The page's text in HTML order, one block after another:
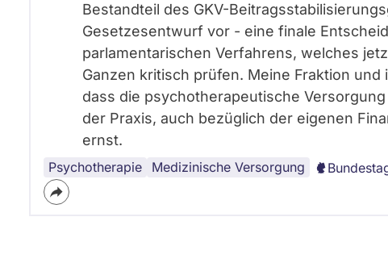
Bestandteil des GKV-
Gesetzesentwurf vor - eine finale
parlamentarischen Verfahrens, welches
Ganzen kritisch prüfen. Meine Fraktion
dass die psychotherapeutische
der Praxis, auch bezüglich der eigenen
ernst.
Psychotherapie Medizinische Versorgung